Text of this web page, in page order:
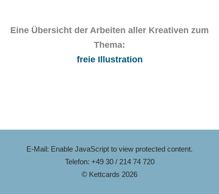
Eine Übersicht der Arbeiten aller Kreativen zum
Thema:
freie Illustration
E-Mail: Enable JavaScript to view protected content.
Telefon: +49 30 / 214 74 720
© Kettcards 2026